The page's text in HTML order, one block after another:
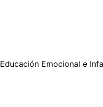
Educación Emocional e